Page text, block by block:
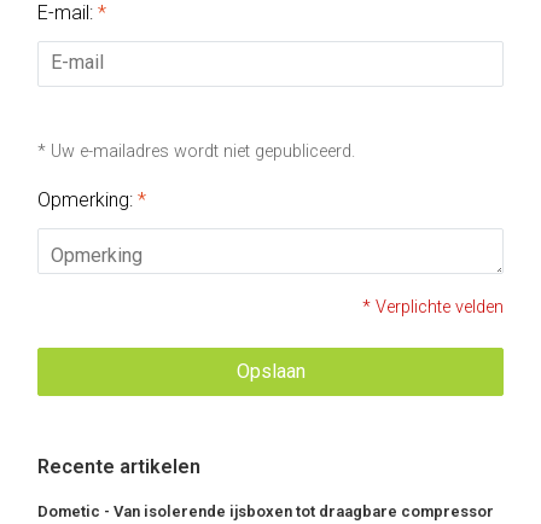
E-mail: *
* Uw e-mailadres wordt niet gepubliceerd.
Opmerking: *
* Verplichte velden
Opslaan
Recente artikelen
Dometic - Van isolerende ijsboxen tot draagbare compressor